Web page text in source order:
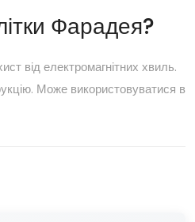
Фарадея?
від електромагнітних хвиль.
Може використовуватися в